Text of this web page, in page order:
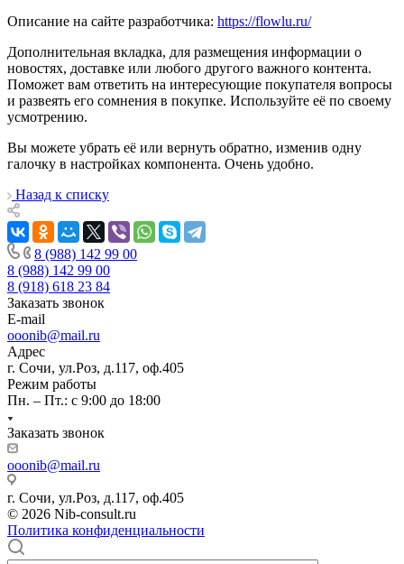
Описание на сайте разработчика: https://flowlu.ru/
Дополнительная вкладка, для размещения информации о
новостях, доставке или любого другого важного контента.
Поможет вам ответить на интересующие покупателя вопросы
и развеять его сомнения в покупке. Используйте её по своему
усмотрению.
Вы можете убрать её или вернуть обратно, изменив одну
галочку в настройках компонента. Очень удобно.
Назад к списку
8 (988) 142 99 00
8 (988) 142 99 00
8 (918) 618 23 84
Заказать звонок
E-mail
ooonib@mail.ru
Адрес
г. Сочи, ул.Роз, д.117, оф.405
Режим работы
Пн. – Пт.: с 9:00 до 18:00
Заказать звонок
ooonib@mail.ru
г. Сочи, ул.Роз, д.117, оф.405
© 2026 Nib-consult.ru
Политика конфиденциальности